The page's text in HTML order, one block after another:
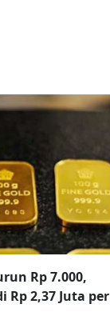
Rp 7.000,
Rp 2,37 Juta per